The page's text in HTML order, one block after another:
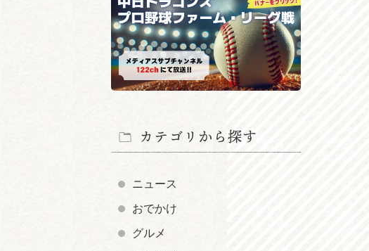
カテゴリから探す
ニュース
おでかけ
グルメ